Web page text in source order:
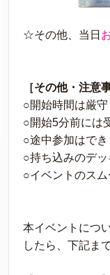
☆その他、当日
［その他・注意
○開始時間は厳守
○開始5分前には
○途中参加はでき
○持ち込みのデ
○イベントのス
本イベントにつ
したら、下記ま